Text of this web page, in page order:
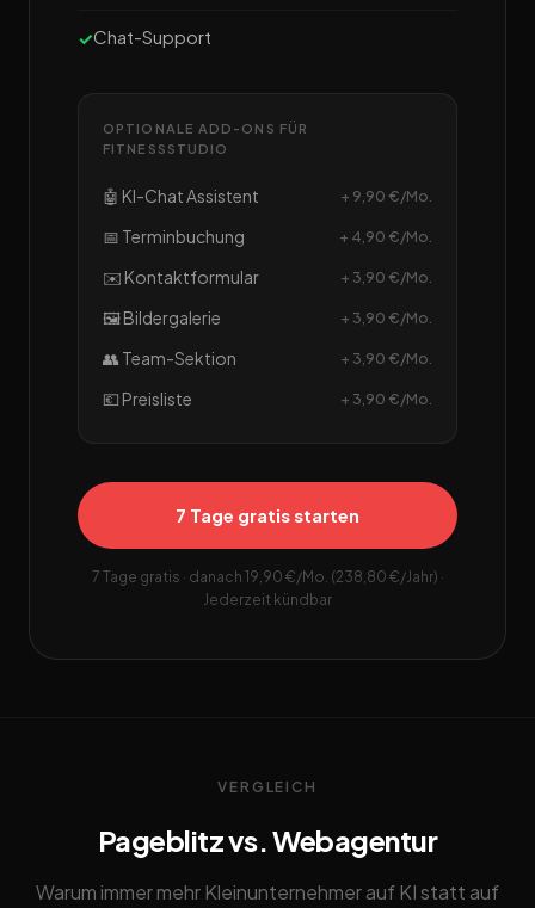
Chat-Support
OPTIONALE ADD-ONS FÜR
FITNESSSTUDIO
🤖 KI-Chat Assistent + 9,90 €/Mo.
📅 Terminbuchung + 4,90 €/Mo.
✉️ Kontaktformular + 3,90 €/Mo.
🖼️ Bildergalerie + 3,90 €/Mo.
👥 Team-Sektion + 3,90 €/Mo.
💶 Preisliste + 3,90 €/Mo.
7 Tage gratis starten
7 Tage gratis · danach 19,90 €/Mo. (238,80 €/Jahr) ·
Jederzeit kündbar
VERGLEICH
Pageblitz vs. Webagentur
Warum immer mehr Kleinunternehmer auf KI statt auf